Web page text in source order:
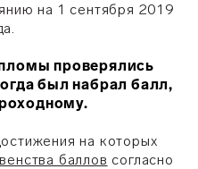
на 1 сентября 2019
проверялись
был набрал балл,
на которых
баллов согласно